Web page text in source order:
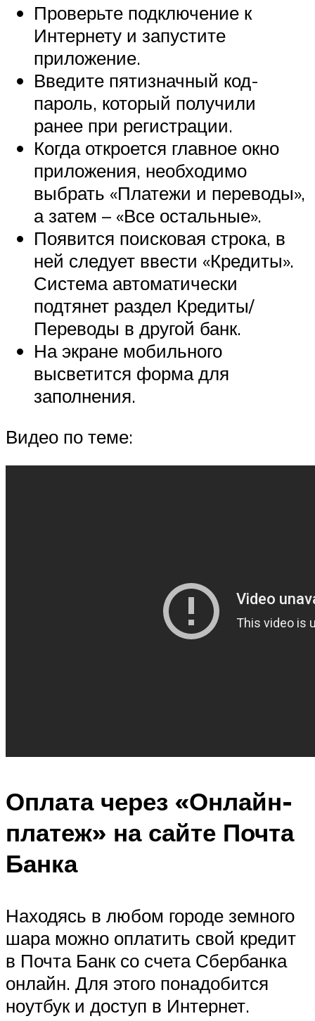
Проверьте подключение к
Интернету и запустите
приложение.
Введите пятизначный код-
пароль, который получили
ранее при регистрации.
Когда откроется главное окно
приложения, необходимо
выбрать «Платежи и переводы»,
а затем – «Все остальные».
Появится поисковая строка, в
ней следует ввести «Кредиты».
Система автоматически
подтянет раздел Кредиты/
Переводы в другой банк.
На экране мобильного
высветится форма для
заполнения.
Видео по теме:
Оплата через «Онлайн-
платеж» на сайте Почта
Банка
Находясь в любом городе земного
шара можно оплатить свой кредит
в Почта Банк со счета Сбербанка
онлайн. Для этого понадобится
ноутбук и доступ в Интернет.